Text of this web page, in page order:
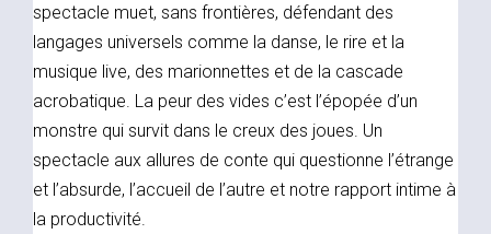
spectacle muet, sans frontières, défendant des
langages universels comme la danse, le rire et la
musique live, des marionnettes et de la cascade
acrobatique. La peur des vides c’est l’épopée d’un
monstre qui survit dans le creux des joues. Un
spectacle aux allures de conte qui questionne l’étrange
et l’absurde, l’accueil de l’autre et notre rapport intime à
la productivité.